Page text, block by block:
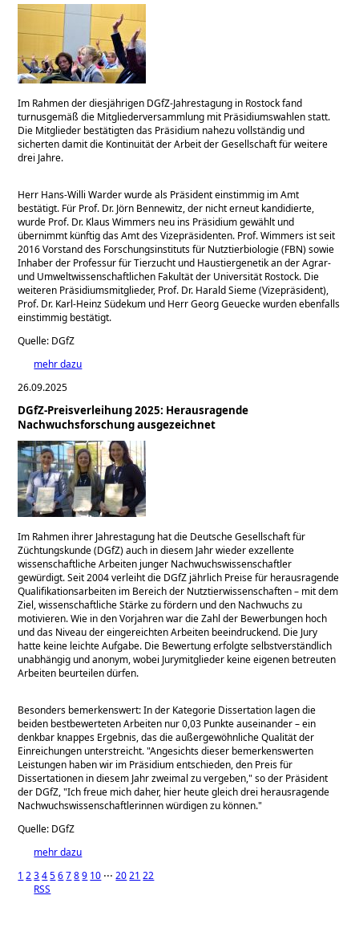
Im Rahmen der diesjährigen DGfZ-Jahrestagung in Rostock fand
turnusgemäß die Mitgliederversammlung mit Präsidiumswahlen statt.
Die Mitglieder bestätigten das Präsidium nahezu vollständig und
sicherten damit die Kontinuität der Arbeit der Gesellschaft für weitere
drei Jahre.
Herr Hans-Willi Warder wurde als Präsident einstimmig im Amt
bestätigt. Für Prof. Dr. Jörn Bennewitz, der nicht erneut kandidierte,
wurde Prof. Dr. Klaus Wimmers neu ins Präsidium gewählt und
übernimmt künftig das Amt des Vizepräsidenten. Prof. Wimmers ist seit
2016 Vorstand des Forschungsinstituts für Nutztierbiologie (FBN) sowie
Inhaber der Professur für Tierzucht und Haustiergenetik an der Agrar-
und Umweltwissenschaftlichen Fakultät der Universität Rostock. Die
weiteren Präsidiumsmitglieder, Prof. Dr. Harald Sieme (Vizepräsident),
Prof. Dr. Karl-Heinz Südekum und Herr Georg Geuecke wurden ebenfalls
einstimmig bestätigt.
Quelle: DGfZ
mehr dazu
26.09.2025
DGfZ-Preisverleihung 2025: Herausragende
Nachwuchsforschung ausgezeichnet
Im Rahmen ihrer Jahrestagung hat die Deutsche Gesellschaft für
Züchtungskunde (DGfZ) auch in diesem Jahr wieder exzellente
wissenschaftliche Arbeiten junger Nachwuchswissenschaftler
gewürdigt. Seit 2004 verleiht die DGfZ jährlich Preise für herausragende
Qualifikationsarbeiten im Bereich der Nutztierwissenschaften – mit dem
Ziel, wissenschaftliche Stärke zu fördern und den Nachwuchs zu
motivieren. Wie in den Vorjahren war die Zahl der Bewerbungen hoch
und das Niveau der eingereichten Arbeiten beeindruckend. Die Jury
hatte keine leichte Aufgabe. Die Bewertung erfolgte selbstverständlich
unabhängig und anonym, wobei Jurymitglieder keine eigenen betreuten
Arbeiten beurteilen dürfen.
Besonders bemerkenswert: In der Kategorie Dissertation lagen die
beiden bestbewerteten Arbeiten nur 0,03 Punkte auseinander – ein
denkbar knappes Ergebnis, das die außergewöhnliche Qualität der
Einreichungen unterstreicht. Angesichts dieser bemerkenswerten
Leistungen haben wir im Präsidium entschieden, den Preis für
Dissertationen in diesem Jahr zweimal zu vergeben, so der Präsident
der DGfZ, Ich freue mich daher, hier heute gleich drei herausragende
Nachwuchswissenschaftlerinnen würdigen zu können.
Quelle: DGfZ
mehr dazu
1 23456789 10 ⋅⋅⋅2021 22
RSS